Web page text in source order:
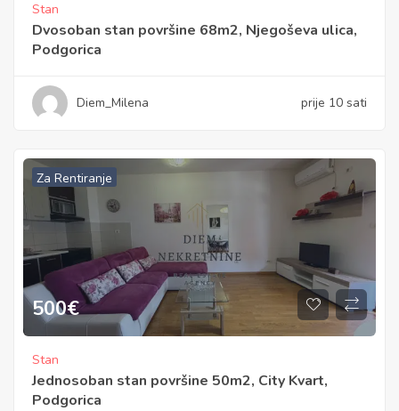
Stan
Dvosoban stan površine 68m2, Njegoševa ulica,
Podgorica
Diem_Milena prije 10 sati
Za Rentiranje
500€
Stan
Jednosoban stan površine 50m2, City Kvart,
Podgorica